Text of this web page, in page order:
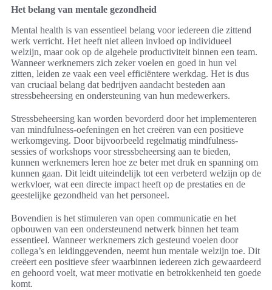
Het belang van mentale gezondheid
Mental health is van essentieel belang voor iedereen die zittend
werk verricht. Het heeft niet alleen invloed op individueel
welzijn, maar ook op de algehele productiviteit binnen een team.
Wanneer werknemers zich zeker voelen en goed in hun vel
zitten, leiden ze vaak een veel efficiëntere werkdag. Het is dus
van cruciaal belang dat bedrijven aandacht besteden aan
stressbeheersing en ondersteuning van hun medewerkers.
Stressbeheersing kan worden bevorderd door het implementeren
van mindfulness-oefeningen en het creëren van een positieve
werkomgeving. Door bijvoorbeeld regelmatig mindfulness-
sessies of workshops voor stressbeheersing aan te bieden,
kunnen werknemers leren hoe ze beter met druk en spanning om
kunnen gaan. Dit leidt uiteindelijk tot een verbeterd welzijn op de
werkvloer, wat een directe impact heeft op de prestaties en de
geestelijke gezondheid van het personeel.
Bovendien is het stimuleren van open communicatie en het
opbouwen van een ondersteunend netwerk binnen het team
essentieel. Wanneer werknemers zich gesteund voelen door
collega’s en leidinggevenden, neemt hun mentale welzijn toe. Dit
creëert een positieve sfeer waarbinnen iedereen zich gewaardeerd
en gehoord voelt, wat meer motivatie en betrokkenheid ten goede
komt.